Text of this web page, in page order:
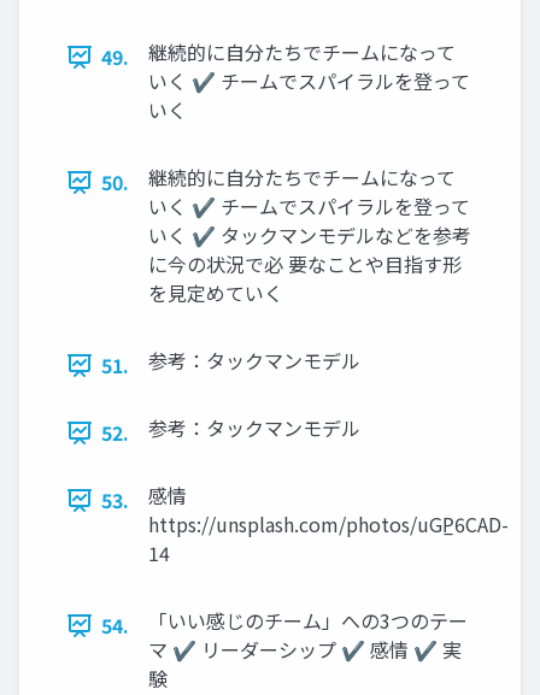
49.
継続的に自分たちでチームになって
いく ✔ チームでスパイラルを登って
いく
50.
継続的に自分たちでチームになって
いく ✔ チームでスパイラルを登って
いく ✔ タックマンモデルなどを参考
に今の状況で必 要なことや目指す形
を見定めていく
51. 参考：タックマンモデル
52. 参考：タックマンモデル
53.
感情
https://unsplash.com/photos/uGP̲6CAD-
14
54.
「いい感じのチーム」への3つのテー
マ ✔ リーダーシップ ✔ 感情 ✔ 実
験